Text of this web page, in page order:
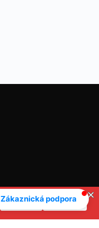
Zákaznická podpora